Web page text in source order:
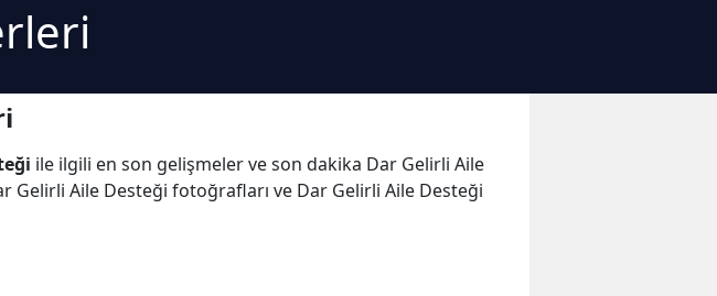
Burdur
ile ilgili en son gelişmeler ve son dakika Dar Gelirli Aile
Gelirli Aile Desteği fotoğrafları ve Dar Gelirli Aile Desteği